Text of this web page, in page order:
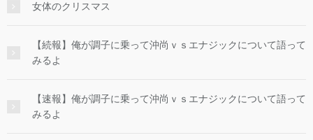
女体のクリスマス
【続報】俺が調子に乗って沖尚ｖｓエナジックについて語って
みるよ
【速報】俺が調子に乗って沖尚ｖｓエナジックについて語って
みるよ